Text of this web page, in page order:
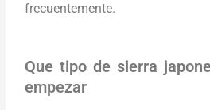
frecuentemente.
Que tipo de sierra
empezar